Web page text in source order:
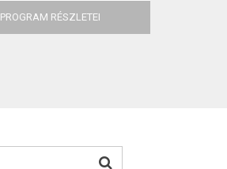
PROGRAM RÉSZLETEI